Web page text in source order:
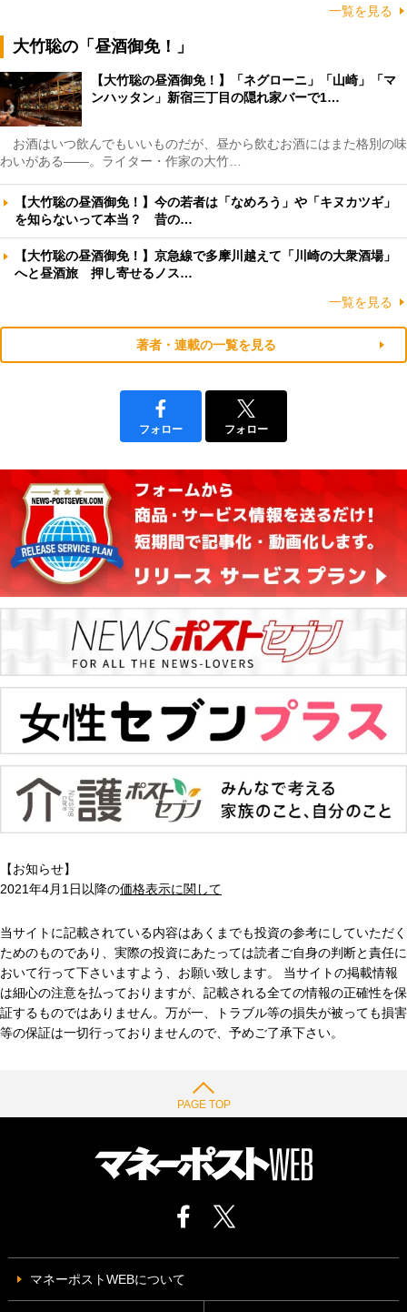
一覧を見る
大竹聡の「昼酒御免！」
【大竹聡の昼酒御免！】「ネグローニ」「山崎」「マ
ンハッタン」新宿三丁目の隠れ家バーで1…
お酒はいつ飲んでもいいものだが、昼から飲むお酒にはまた格別の味
わいがある――。ライター・作家の大竹…
【大竹聡の昼酒御免！】今の若者は「なめろう」や「キヌカツギ」
を知らないって本当？ 昔の…
【大竹聡の昼酒御免！】京急線で多摩川越えて「川崎の大衆酒場」
へと昼酒旅 押し寄せるノス…
一覧を見る
著者・連載の一覧を見る
フォロー フォロー
【お知らせ】
2021年4月1日以降の価格表示に関して
当サイトに記載されている内容はあくまでも投資の参考にしていただく
ためのものであり、実際の投資にあたっては読者ご自身の判断と責任に
おいて行って下さいますよう、お願い致します。 当サイトの掲載情報
は細心の注意を払っておりますが、記載される全ての情報の正確性を保
証するものではありません。万が一、トラブル等の損失が被っても損害
等の保証は一切行っておりませんので、予めご了承下さい。
PAGE TOP
マネーポストWEBについて